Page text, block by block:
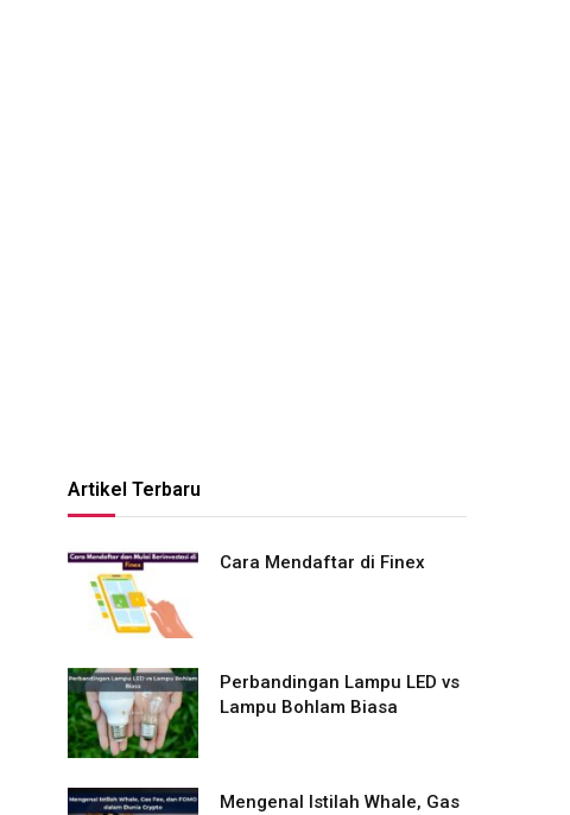
Artikel Terbaru
Cara Mendaftar di Finex
Perbandingan Lampu LED vs
Lampu Bohlam Biasa
Mengenal Istilah Whale, Gas